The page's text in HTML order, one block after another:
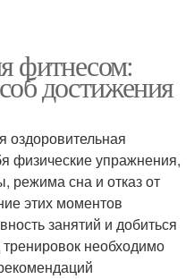
фитнесом:
достижения
оздоровительная
физические упражнения,
режима сна и отказ от
этих моментов
занятий и добиться
необходимо